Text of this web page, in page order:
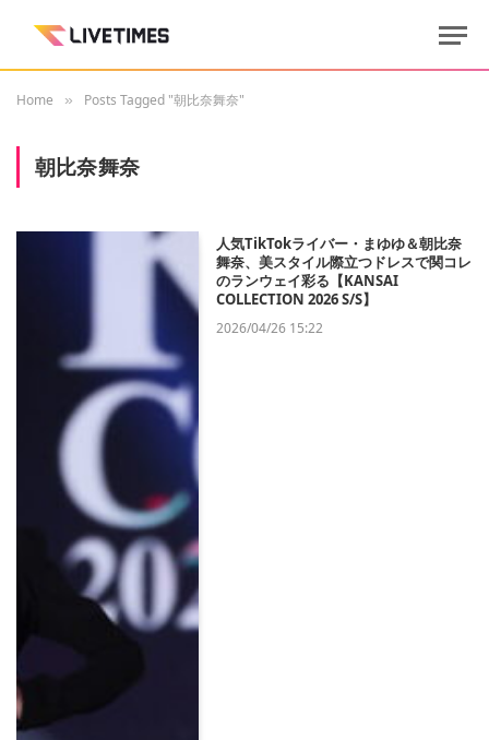
Home » Posts Tagged "朝比奈舞奈"
朝比奈舞奈
人気TikTokライバー・まゆゆ＆朝比奈
舞奈、美スタイル際立つドレスで関コレ
のランウェイ彩る【KANSAI
COLLECTION 2026 S/S】
2026/04/26 15:22